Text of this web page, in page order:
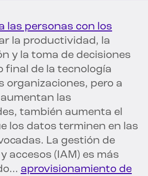
las personas con los
la productividad, la
y la toma de decisiones
final de la tecnología
organizaciones, pero a
las
también aumenta el
los datos terminen en las
La gestión de
accesos (IAM) es más
aprovisionamiento de